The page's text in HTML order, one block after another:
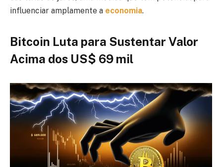
influenciar amplamente a economia.
Bitcoin Luta para Sustentar Valor
Acima dos US$ 69 mil